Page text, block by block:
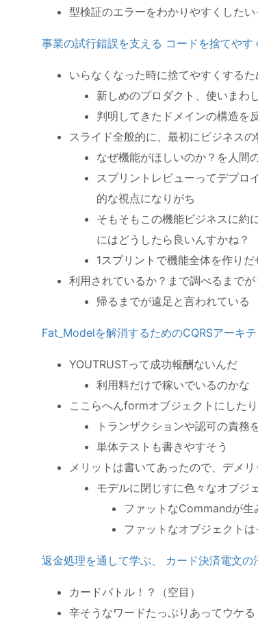
型検証のエラーをわかりやすくした
事業の試行錯誤を支える コードを捨てや
いらなくなった時に捨てやすくする
新しめのプロダクト、使いまわ
判明してきたドメインの構造を
スライド全般的に、最初にビジネス
なぜ機能がほしいのか？を人間
スプリントレビューってデプロ
的な視点になりがち
そもそもこの機能ビジネスに約
にはどうしたら良いんすかね？
1スプリントで機能全体を作り
利用されているか？まで調べるまでが
帰るまでが遠足と言われている
Fat_Modelを解消するためのCQRSアーキ
YOUTRUSTって成功報酬ないんだ
利用料だけで稼いでいるのかな
ここらへんformオブジェクトにした
トランザクションや認可の責務
単体テストも書きやすそう
メリットは書いてあったので、デメ
モデルに閉じすに色々なオブジ
ファットなCommandが生
ファットなオブジェクト
返金処理を通して学ぶ、 カード決済電文の
カードバトル！？（空目）
辛そうなワードたっぷりあってウケる